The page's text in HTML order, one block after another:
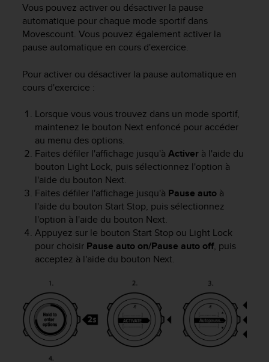
Vous pouvez activer ou désactiver la pause
automatique pour chaque mode sportif dans
Movescount. Vous pouvez également activer la
pause automatique en cours d'exercice.
Pour activer ou désactiver la pause automatique en
cours d'exercice :
Lorsque vous vous trouvez dans un mode sportif,
maintenez le bouton Next enfoncé pour accéder
au menu des options.
Faites défiler l'affichage jusqu'à Activerà l'aide du
bouton Light Lock, puis sélectionnez l'option à
l'aide du bouton Next.
Faites défiler l'affichage jusqu'à Pause autoà
l'aide du bouton Start Stop, puis sélectionnez
l'option à l'aide du bouton Next.
Appuyez sur le bouton Start Stop ou Light Lock
pour choisir Pause auto on/Pause auto off, puis
acceptez à l'aide du bouton Next.